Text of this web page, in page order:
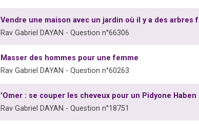
Vendre une maison avec un jardin où il y a des arbres
Rav Gabriel DAYAN - Question n°66306
Masser des hommes pour une femme
Rav Gabriel DAYAN - Question n°60263
'Omer : se couper les cheveux pour un Pidyone Haben
Rav Gabriel DAYAN - Question n°18751